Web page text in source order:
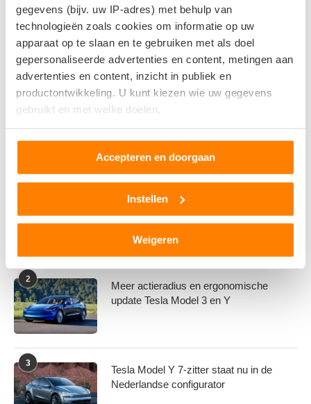
gegevens (bijv. uw IP-adres) met behulp van
technologieën zoals cookies om informatie op uw
apparaat op te slaan en te gebruiken met als doel
gepersonaliseerde advertenties en content, metingen aan
advertenties en content, inzicht in publiek en
productontwikkeling. U kunt kiezen wie uw gegevens
gebruikt en met welke doelen.
Als u het toestaat, willen we ook graag:
Informatie verzamelen over uw geografische locatie,
die tot een paar meter nauwkeurig kan zijn
Uw apparaat identificeren door het actief te scannen
verwerkt en stel uw voorkeuren in het
intrekken in de Cookieverklaring.
We gebruiken cookies om content en advertenties te
personaliseren, om functies voor social media te bieden
en om ons websiteverkeer te analyseren. Ook delen we
informatie over uw gebruik van onze site met onze
partners voor social media, adverteren en analyse. Deze
partners kunnen deze gegevens combineren met andere
Accepteren en doorgaan
Instellen
Weigeren
1
Tesla komt met Grok-update in Europa: zo werkt
de AI-assistent in Model 3 en Model Y
2
Meer actieradius en ergonomische
update Tesla Model 3 en Y
3
Tesla Model Y 7-zitter staat nu in de
Nederlandse configurator